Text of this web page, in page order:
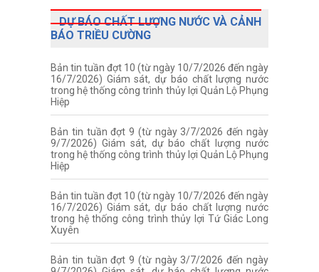
DỰ BÁO CHẤT LƯỢNG NƯỚC VÀ CẢNH
BÁO TRIỀU CƯỜNG
Bản tin tuần đợt 10 (từ ngày 10/7/2026 đến ngày
16/7/2026) Giám sát, dự báo chất lượng nước
trong hệ thống công trình thủy lợi Quản Lộ Phụng
Hiệp
Bản tin tuần đợt 9 (từ ngày 3/7/2026 đến ngày
9/7/2026) Giám sát, dự báo chất lượng nước
trong hệ thống công trình thủy lợi Quản Lộ Phụng
Hiệp
Bản tin tuần đợt 10 (từ ngày 10/7/2026 đến ngày
16/7/2026) Giám sát, dự báo chất lượng nước
trong hệ thống công trình thủy lợi Tứ Giác Long
Xuyên
Bản tin tuần đợt 9 (từ ngày 3/7/2026 đến ngày